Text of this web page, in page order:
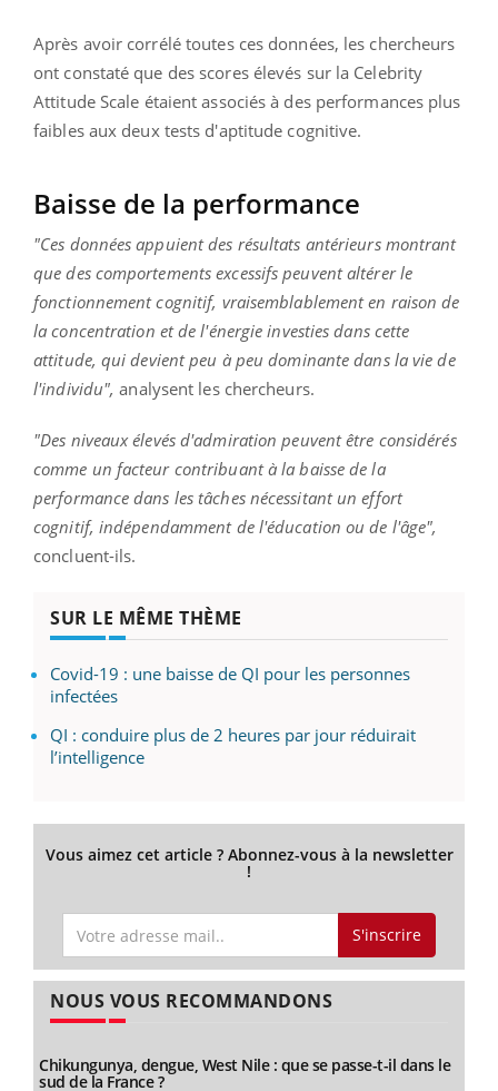
Après avoir corrélé toutes ces données, les chercheurs
ont constaté que des scores élevés sur la Celebrity
Attitude Scale étaient associés à des performances plus
faibles aux deux tests d'aptitude cognitive.
Baisse de la performance
"Ces données appuient des résultats antérieurs montrant
que des comportements excessifs peuvent altérer le
fonctionnement cognitif, vraisemblablement en raison de
la concentration et de l'énergie investies dans cette
attitude, qui devient peu à peu dominante dans la vie de
l'individu", analysent les chercheurs.
"Des niveaux élevés d'admiration peuvent être considérés
comme un facteur contribuant à la baisse de la
performance dans les tâches nécessitant un effort
cognitif, indépendamment de l'éducation ou de l'âge",
concluent-ils.
SUR LE MÊME THÈME
Covid-19 : une baisse de QI pour les personnes
infectées
QI : conduire plus de 2 heures par jour réduirait
l’intelligence
Vous aimez cet article ? Abonnez-vous à la newsletter
!
S'inscrire
NOUS VOUS RECOMMANDONS
Chikungunya, dengue, West Nile : que se passe-t-il dans le
sud de la France ?